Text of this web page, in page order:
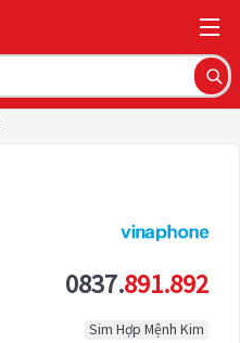
0837.891.892
Sim Hợp Mệnh Kim